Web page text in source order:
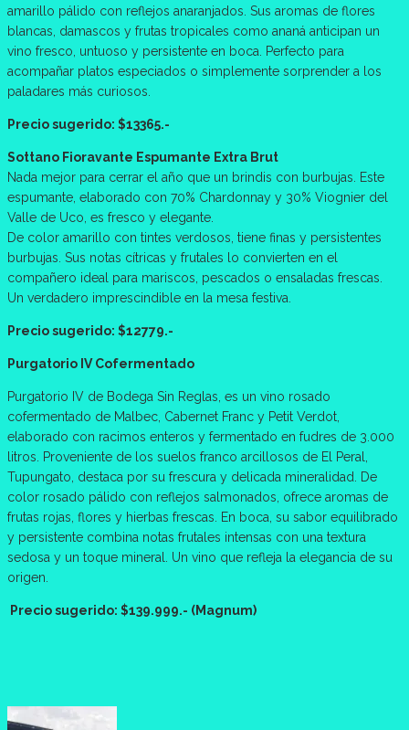
amarillo pálido con reflejos anaranjados. Sus aromas de flores
blancas, damascos y frutas tropicales como ananá anticipan un
vino fresco, untuoso y persistente en boca. Perfecto para
acompañar platos especiados o simplemente sorprender a los
paladares más curiosos.
Precio sugerido: $13365.-
Sottano Fioravante Espumante Extra Brut
Nada mejor para cerrar el año que un brindis con burbujas. Este
espumante, elaborado con 70% Chardonnay y 30% Viognier del
Valle de Uco, es fresco y elegante.
De color amarillo con tintes verdosos, tiene finas y persistentes
burbujas. Sus notas cítricas y frutales lo convierten en el
compañero ideal para mariscos, pescados o ensaladas frescas.
Un verdadero imprescindible en la mesa festiva.
Precio sugerido: $12779.-
Purgatorio IV Cofermentado
Purgatorio IV de Bodega Sin Reglas, es un vino rosado
cofermentado de Malbec, Cabernet Franc y Petit Verdot,
elaborado con racimos enteros y fermentado en fudres de 3.000
litros. Proveniente de los suelos franco arcillosos de El Peral,
Tupungato, destaca por su frescura y delicada mineralidad. De
color rosado pálido con reflejos salmonados, ofrece aromas de
frutas rojas, flores y hierbas frescas. En boca, su sabor equilibrado
y persistente combina notas frutales intensas con una textura
sedosa y un toque mineral. Un vino que refleja la elegancia de su
origen.
Precio sugerido: $139.999.- (Magnum)